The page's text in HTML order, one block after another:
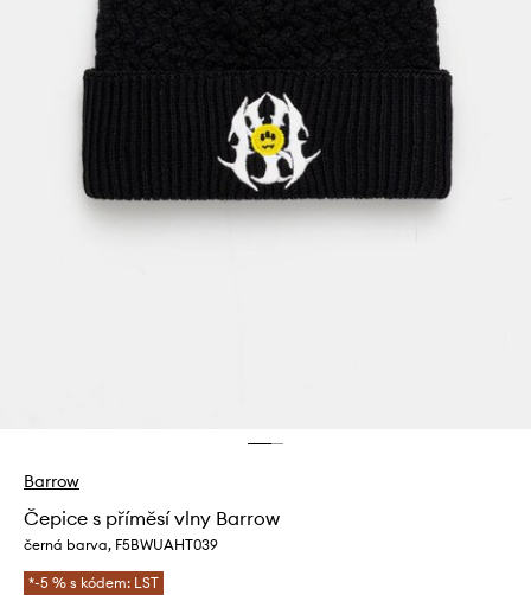
Barrow
Čepice s příměsí vlny Barrow
černá barva, F5BWUAHT039
*-5 % s kódem: LST